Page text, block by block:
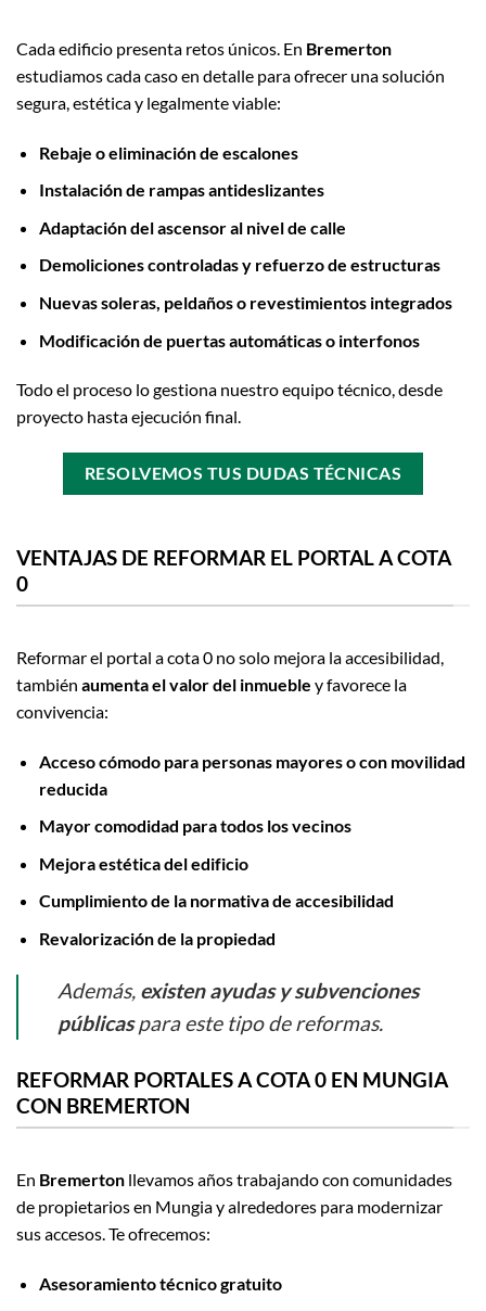
Cada edificio presenta retos únicos. En Bremerton
estudiamos cada caso en detalle para ofrecer una solución
segura, estética y legalmente viable:
Rebaje o eliminación de escalones
Instalación de rampas antideslizantes
Adaptación del ascensor al nivel de calle
Demoliciones controladas y refuerzo de estructuras
Nuevas soleras, peldaños o revestimientos integrados
Modificación de puertas automáticas o interfonos
Todo el proceso lo gestiona nuestro equipo técnico, desde
proyecto hasta ejecución final.
RESOLVEMOS TUS DUDAS TÉCNICAS
VENTAJAS DE REFORMAR EL PORTAL A COTA
0
Reformar el portal a cota 0 no solo mejora la accesibilidad,
también aumenta el valor del inmueble y favorece la
convivencia:
Acceso cómodo para personas mayores o con movilidad
reducida
Mayor comodidad para todos los vecinos
Mejora estética del edificio
Cumplimiento de la normativa de accesibilidad
Revalorización de la propiedad
Además, existen ayudas y subvenciones
públicaspara este tipo de reformas.
REFORMAR PORTALES A COTA 0 EN MUNGIA
CON BREMERTON
En Bremerton llevamos años trabajando con comunidades
de propietarios en Mungia y alrededores para modernizar
sus accesos. Te ofrecemos:
Asesoramiento técnico gratuito